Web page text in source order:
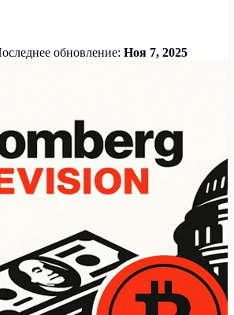
обновление: Ноя 7, 2025